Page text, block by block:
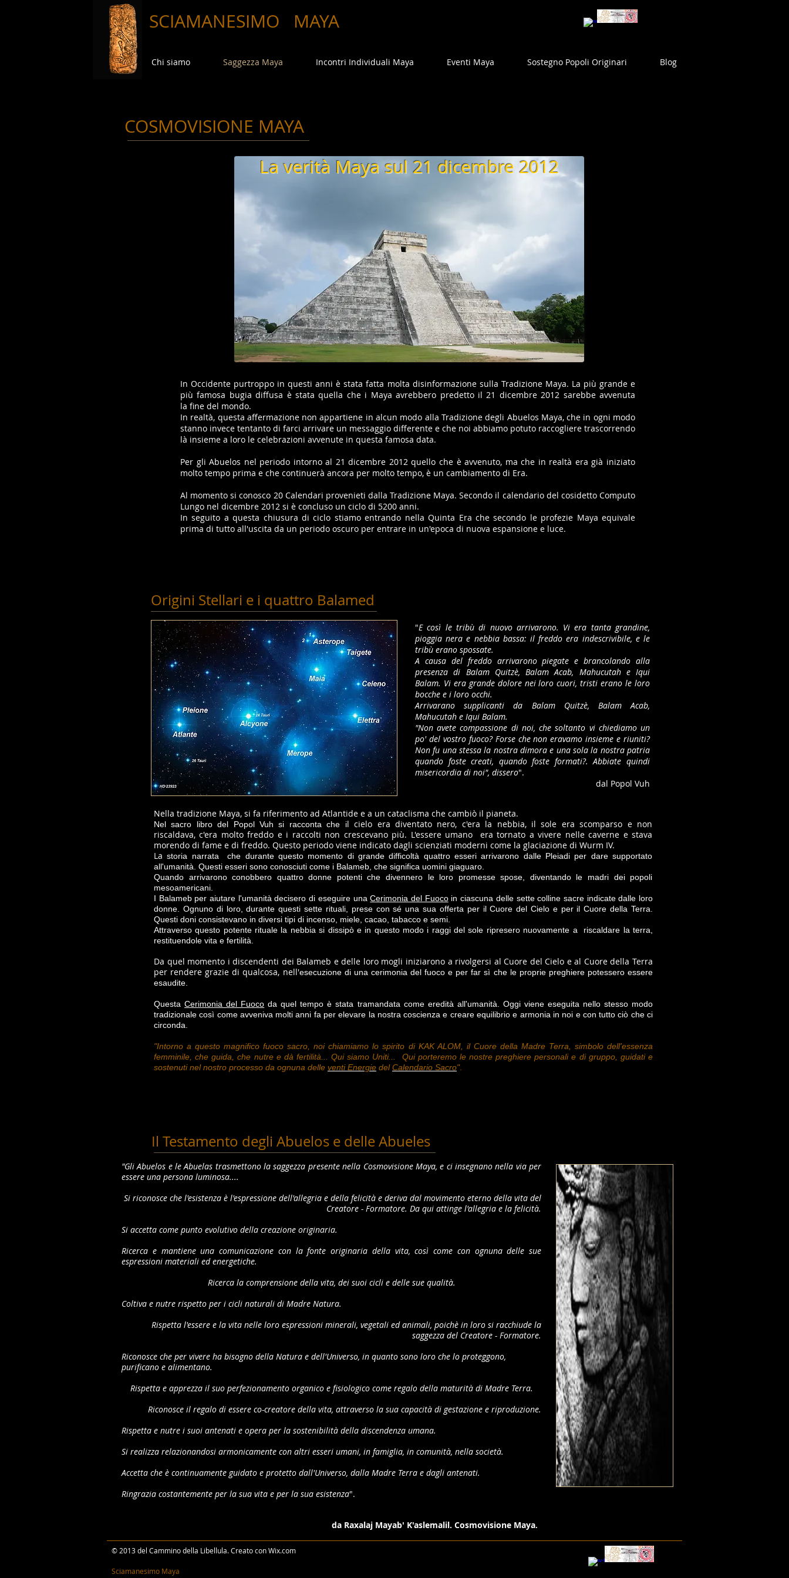
SCIAMANESIMO MAYA
Chi siamo Saggezza Maya Incontri Individuali Maya Eventi Maya Sostegno Popoli Originari Blog
COSMOVISIONE MAYA
La verità Maya sul 21 dicembre 2012
In Occidente purtroppo in questi anni è stata fatta molta disinformazione sulla Tradizione Maya. La più grande e
più famosa bugia diffusa è stata quella che i Maya avrebbero predetto il 21 dicembre 2012 sarebbe avvenuta
la fine del mondo.
In realtà, questa affermazione non appartiene in alcun modo alla Tradizione degli Abuelos Maya, che in ogni modo
stanno invece tentanto di farci arrivare un messaggio differente e che noi abbiamo potuto raccogliere trascorrendo
là insieme a loro le celebrazioni avvenute in questa famosa data.
Per gli Abuelos nel periodo intorno al 21 dicembre 2012 quello che è avvenuto, ma che in realtà era già iniziato
molto tempo prima e che continuerà ancora per molto tempo, è un cambiamento di Era.
Al momento si conosco 20 Calendari provenieti dalla Tradizione Maya. Secondo il calendario del cosidetto Computo
Lungo nel dicembre 2012 si è concluso un ciclo di 5200 anni.
In seguito a questa chiusura di ciclo stiamo entrando nella Quinta Era che secondo le profezie Maya equivale
prima di tutto all'uscita da un periodo oscuro per entrare in un'epoca di nuova espansione e luce.
Origini Stellari e i quattro Balamed
"E così le tribù di nuovo arrivarono. Vi era tanta grandine,
pioggia nera e nebbia bassa: il freddo era indescrivibile, e le
tribù erano spossate.
A causa del freddo arrivarono piegate e brancolando alla
presenza di Balam Quitzè, Balam Acab, Mahucutah e Iqui
Balam. Vi era grande dolore nei loro cuori, tristi erano le loro
bocche e i loro occhi.
Arrivarano supplicanti da Balam Quitzè, Balam Acab,
Mahucutah e Iqui Balam.
"Non avete compassione di noi, che soltanto vi chiediamo un
po' del vostro fuoco? Forse che non eravamo insieme e riuniti?
Non fu una stessa la nostra dimora e una sola la nostra patria
quando foste creati, quando foste formati?. Abbiate quindi
misericordia di noi", dissero".
dal Popol Vuh
Nella tradizione Maya, si fa riferimento ad Atlantide e a un cataclisma che cambiò il pianeta.
Nel sacro libro del Popol Vuh si racconta che il cielo era diventato nero, c'era la nebbia, il sole era scomparso e non
riscaldava, c'era molto freddo e i raccolti non crescevano più. L'essere umano era tornato a vivere nelle caverne e stava
morendo di fame e di freddo. Questo periodo viene indicato dagli scienziati moderni come la glaciazione di Wurm IV.
Lastoria narrata che durante questo momento di grande difficoltà quattro esseri arrivarono dalle Pleiadi per dare supportato
all'umanità. Questi esseri sono conosciuti come i Balameb, che significa uomini giaguaro.
Quando arrivarono conobbero quattro donne potenti che divennero le loro promesse spose, diventando le madri dei popoli
mesoamericani.
I Balameb per aiutare l'umanità decisero di eseguire unaCerimonia del Fuocoin ciascuna delle sette colline sacre indicate dalle loro
donne. Ognuno di loro, durante questi sette rituali, prese con sé una sua offerta per il Cuore del Cielo e per il Cuore della Terra.
Questi doni consistevano in diversi tipi di incenso, miele, cacao, tabacco e semi.
Attraverso questo potente rituale la nebbia si dissipò e in questo modo i raggi del sole ripresero nuovamente a riscaldare la terra,
restituendole vita e fertilità.
Da quel momento i discendenti dei Balameb e delle loro mogli iniziarono a rivolgersi al Cuore del Cielo e al Cuore della Terra
per rendere grazie di qualcosa, nell'esecuzione di una cerimonia del fuoco e per far sì che le proprie preghiere potessero essere
esaudite.
QuestaCerimonia del Fuoco da quel tempo è stata tramandata come eredità all'umanità. Oggi viene eseguita nello stesso modo
tradizionale così come avveniva molti anni fa per elevare la nostra coscienza e creare equilibrio e armonia in noi e con tutto ciò che ci
circonda.
"Intorno a questo magnifico fuoco sacro, noi chiamiamo lo spirito di KAK ALOM, il Cuore della Madre Terra, simbolo dell'essenza
femminile, che guida, che nutre e dà fertilità... Qui siamo Uniti... Qui porteremo le nostre preghiere personali e di gruppo, guidati e
sostenuti nel nostro processo da ognuna delle venti Energie delCalendario Sacro".
Il Testamento degli Abuelos e delle Abueles
"Gli Abuelos e le Abuelas trasmettono la saggezza presente nella Cosmovisione Maya, e ci insegnano nella via per
essere una persona luminosa....
Si riconosce che l'esistenza è l'espressione dell'allegria e della felicità e deriva dal movimento eterno della vita del
Creatore - Formatore. Da qui attinge l'allegria e la felicità.
Si accetta come punto evolutivo della creazione originaria.
Ricerca e mantiene una comunicazione con la fonte originaria della vita, così come con ognuna delle sue
espressioni materiali ed energetiche.
Ricerca la comprensione della vita, dei suoi cicli e delle sue qualità.
Coltiva e nutre rispetto per i cicli naturali di Madre Natura.
Rispetta l'essere e la vita nelle loro espressioni minerali, vegetali ed animali, poichè in loro si racchiude la
saggezza del Creatore - Formatore.
Riconosce che per vivere ha bisogno della Natura e dell'Universo, in quanto sono loro che lo proteggono,
purificano e alimentano.
Rispetta e apprezza il suo perfezionamento organico e fisiologico come regalo della maturità di Madre Terra.
Riconosce il regalo di essere co-creatore della vita, attraverso la sua capacità di gestazione e riproduzione.
Rispetta e nutre i suoi antenati e opera per la sostenibilità della discendenza umana.
Si realizza relazionandosi armonicamente con altri esseri umani, in famiglia, in comunità, nella società.
Accetta che è continuamente guidato e protetto dall'Universo, dalla Madre Terra e dagli antenati.
Ringrazia costantemente per la sua vita e per la sua esistenza".
da Raxalaj Mayab' K'aslemalil. Cosmovisione Maya.
© 2013 del Cammino della Libellula. Creato conWix.com
Sciamanesimo Maya